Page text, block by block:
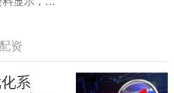
....
资
系